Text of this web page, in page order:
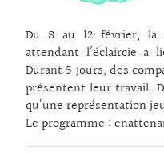
Du 8 au 12 février,
attendant l’éclaircie a
Durant 5 jours, des
présentent leur travail.
qu’une représentation
Le programme :